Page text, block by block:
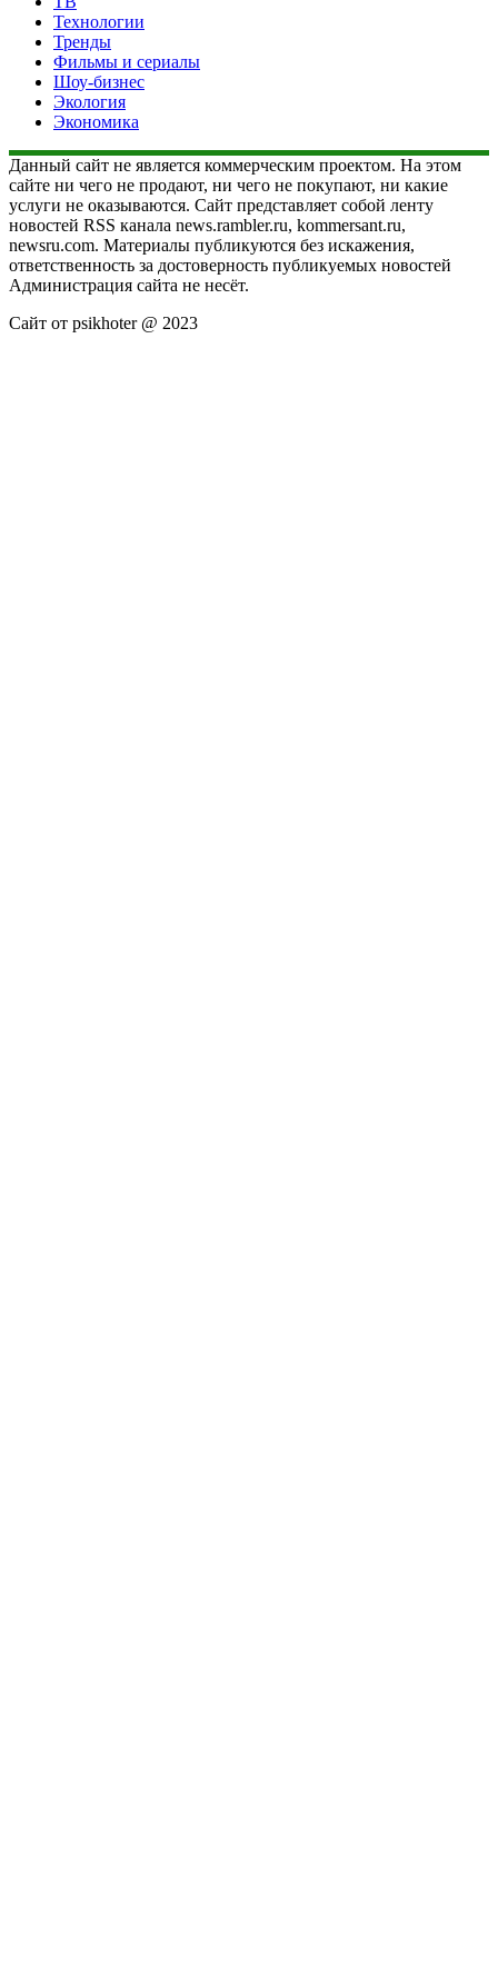
Технологии
Тренды
Фильмы и сериалы
Шоу-бизнес
Экология
Экономика
Данный сайт не является коммерческим проектом. На этом
сайте ни чего не продают, ни чего не покупают, ни какие
услуги не оказываются. Сайт представляет собой ленту
новостей RSS канала news.rambler.ru, kommersant.ru,
newsru.com. Материалы публикуются без искажения,
ответственность за достоверность публикуемых новостей
Администрация сайта не несёт.
Сайт от psikhoter @ 2023